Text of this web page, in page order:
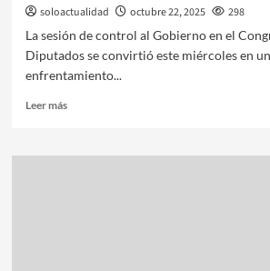
soloactualidad octubre 22, 2025
298
La sesión de control al Gobierno en el
Diputados se convirtió este miércoles en
enfrentamiento...
Leer más